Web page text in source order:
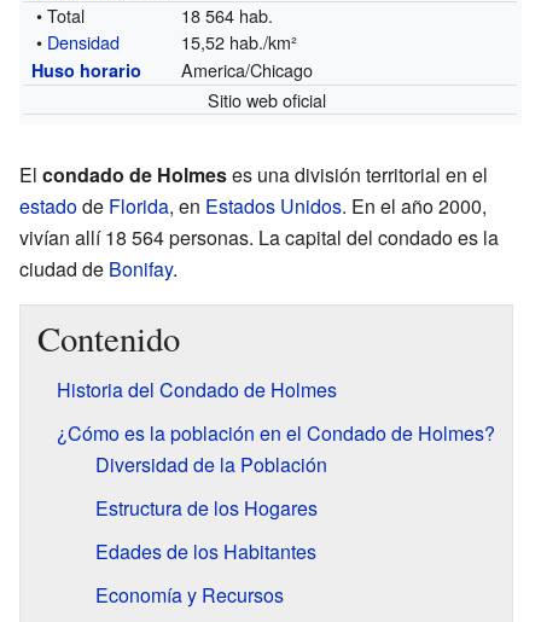
• Total
18 564 hab.
• Densidad 15,52 hab./km²
Huso horario
America/Chicago
Sitio web oficial
El condado de Holmeses una división territorial en el
estadode Florida, en Estados Unidos. En el año 2000,
vivían allí 18 564 personas. La capital del condado es la
ciudad de Bonifay.
Contenido
Historia del Condado de Holmes
¿Cómo es la población en el Condado de Holmes?
Diversidad de la Población
Estructura de los Hogares
Edades de los Habitantes
Economía y Recursos